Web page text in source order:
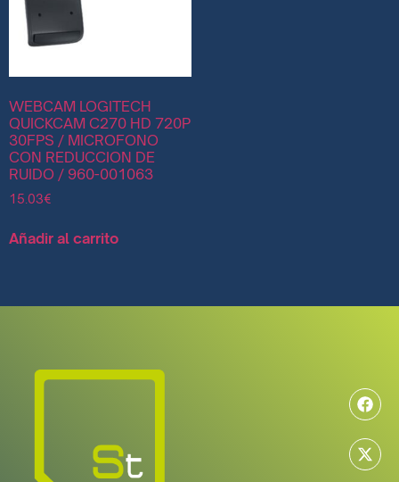
WEBCAM LOGITECH
QUICKCAM C270 HD 720P
30FPS / MICROFONO
CON REDUCCION DE
RUIDO / 960-001063
15.03€
Añadir al carrito